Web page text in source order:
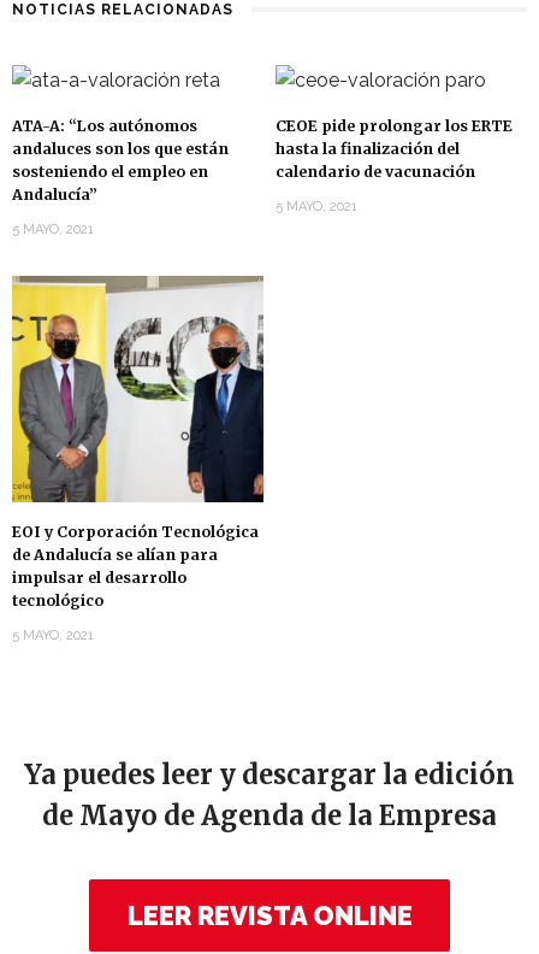
NOTICIAS RELACIONADAS
ATA-A: “Los autónomos
andaluces son los que están
sosteniendo el empleo en
Andalucía”
5 MAYO, 2021
CEOE pide prolongar los ERTE
hasta la finalización del
calendario de vacunación
5 MAYO, 2021
EOI y Corporación Tecnológica
de Andalucía se alían para
impulsar el desarrollo
tecnológico
5 MAYO, 2021
Ya puedes leer y descargar la edición
de Mayo de Agenda de la Empresa
LEER REVISTA ONLINE